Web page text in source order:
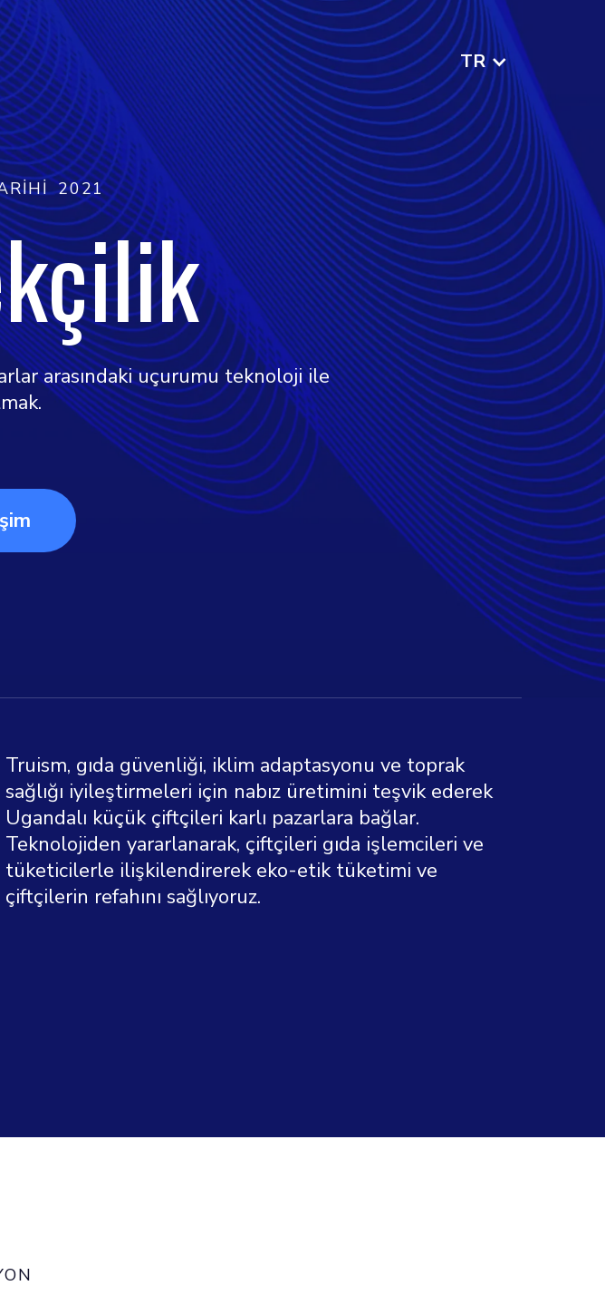
TR
2021
arasındaki uçurumu teknoloji ile
Truism, gıda güvenliği, iklim adaptasyonu ve toprak
sağlığı iyileştirmeleri için nabız üretimini teşvik ederek
Ugandalı küçük çiftçileri karlı pazarlara bağlar.
Teknolojiden yararlanarak, çiftçileri gıda işlemcileri ve
tüketicilerle ilişkilendirerek eko-etik tüketimi ve
çiftçilerin refahını sağlıyoruz.